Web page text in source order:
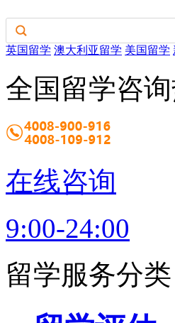
英国留学 澳大利亚留学 美国留学
全国留学咨
在线咨询
9:00-24:00
留学服务分类